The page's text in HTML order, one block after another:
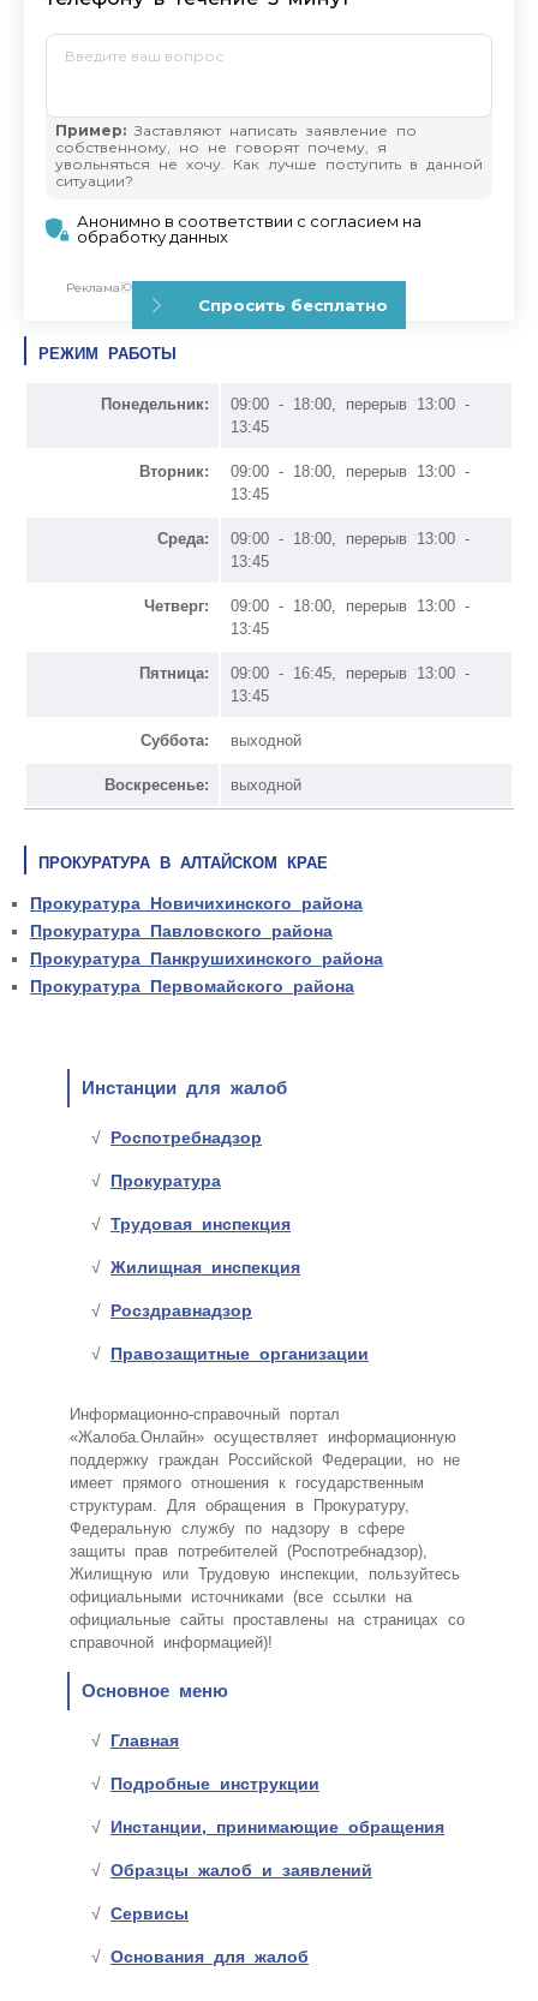
РЕЖИМ РАБОТЫ
Понедельник:
09:00 - 18:00, перерыв 13:00 -
13:45
Вторник:
09:00 - 18:00, перерыв 13:00 -
13:45
Среда:
09:00 - 18:00, перерыв 13:00 -
13:45
Четверг:
09:00 - 18:00, перерыв 13:00 -
13:45
Пятница:
09:00 - 16:45, перерыв 13:00 -
13:45
Суббота: выходной
Воскресенье: выходной
ПРОКУРАТУРА В АЛТАЙСКОМ КРАЕ
Прокуратура Новичихинского района
Прокуратура Павловского района
Прокуратура Панкрушихинского района
Прокуратура Первомайского района
Инстанции для жалоб
Роспотребнадзор
Прокуратура
Трудовая инспекция
Жилищная инспекция
Росздравнадзор
Правозащитные организации
Информационно-справочный портал
«Жалоба.Онлайн» осуществляет информационную
поддержку граждан Российской Федерации, но не
имеет прямого отношения к государственным
структурам. Для обращения в Прокуратуру,
Федеральную службу по надзору в сфере
защиты прав потребителей (Роспотребнадзор),
Жилищную или Трудовую инспекции, пользуйтесь
официальными источниками (все ссылки на
официальные сайты проставлены на страницах со
справочной информацией)!
Основное меню
Главная
Подробные инструкции
Инстанции, принимающие обращения
Образцы жалоб и заявлений
Сервисы
Основания для жалоб